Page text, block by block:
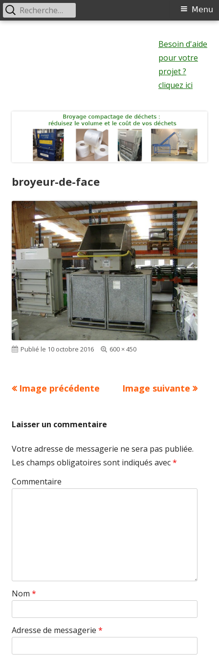
Besoin d'aide
pour votre
projet ?
cliquez ici
Menu
Menu
Rechercher :
broyeur-de-face
Publié le 10 octobre 2016
Taille
600 × 450
Image précédente Image suivante
Laisser un commentaire
Votre adresse de messagerie ne sera pas publiée.
Les champs obligatoires sont indiqués avec*
Commentaire
Nom *
Adresse de messagerie *